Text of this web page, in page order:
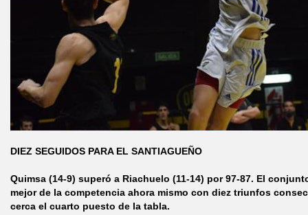
DIEZ SEGUIDOS PARA EL SANTIAGUEÑO
Quimsa (14-9) superó a Riachuelo (11-14) por 97-87. El
mejor de la competencia ahora mismo con diez triunfos
cerca el cuarto puesto de la tabla.